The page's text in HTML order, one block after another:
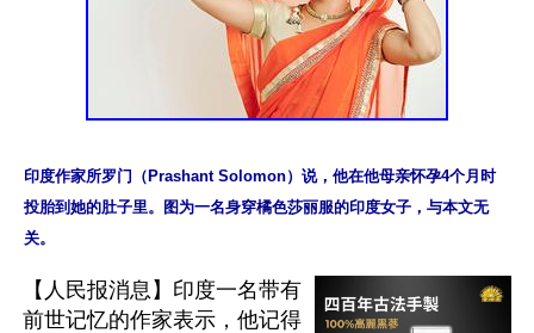
印度作家所罗门（Prashant Solomon）说，他在他母亲怀孕4个月时
投胎到她的肚子里。图为一名身穿橘色莎丽服的印度女子，与本文无
【人民报消息】印度一名带有
前世记忆的作家表示，他记得